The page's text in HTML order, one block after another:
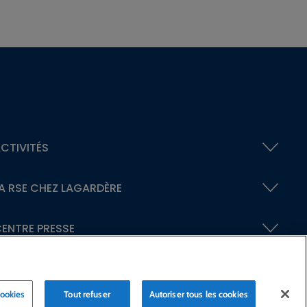
RSE CHEZ LAGARDÈRE
PRESSE
Tout refuser Autoriser tous les cookies